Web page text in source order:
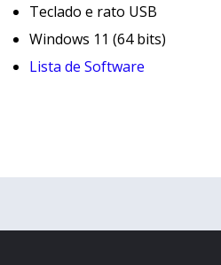
Teclado e rato USB
Windows 11 (64 bits)
Lista de Software